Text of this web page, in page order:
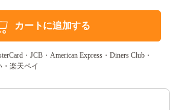
カートに追加する
・JCB・American Express・Diners Club・
・楽天ペイ